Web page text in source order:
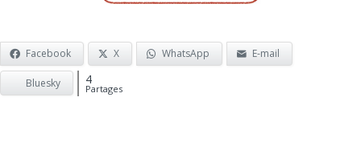
Facebook X WhatsApp E-mail
Bluesky Partages
4